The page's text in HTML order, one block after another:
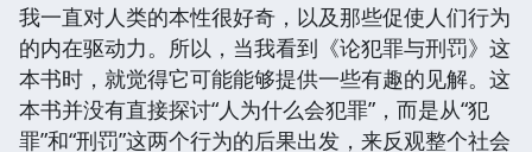
我一直对人类的本性很好奇，以及那些促使人们行为
的内在驱动力。所以，当我看到《论犯罪与刑罚》这
本书时，就觉得它可能能够提供一些有趣的见解。这
本书并没有直接探讨“人为什么会犯罪”，而是从“犯
罪”和“刑罚”这两个行为的后果出发，来反观整个社会